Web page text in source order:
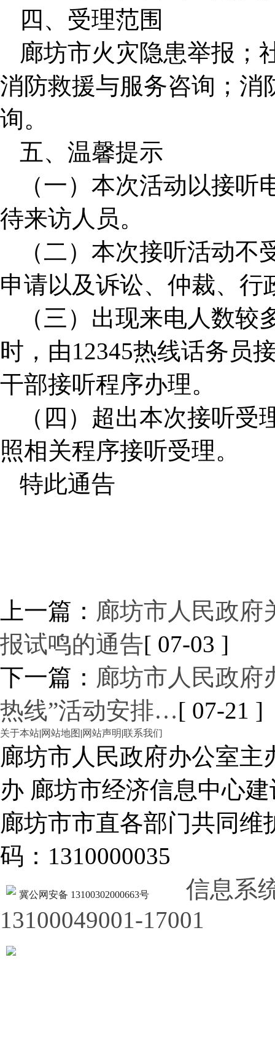
四、受理范围
廊坊市火灾隐患举报；
消防救援与服务咨询；消
询。
五、温馨提示
（一）本次活动以接
待来访人员。
（二）本次接听活动
申请以及诉讼、仲裁、行
（三）出现来电人数
时，由12345热线话务员
干部接听程序办理。
（四）超出本次接听受
照相关程序接听受理。
特此通告
上一篇： 廊坊市人民政府
报试鸣的通告[ 07-03 ]
下一篇： 廊坊市人民政府
热线”活动安排…[ 07-21 ]
关于本站|网站地图 |网站声明|联系我们
廊坊市人民政府办公室
办 廊坊市经济信息中心建
廊坊市市直各部门共同
码：1310000035
冀公网安备 13100302000663号
信息系
13100049001-17001